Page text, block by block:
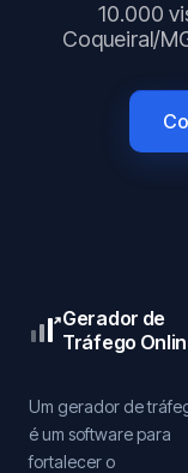
10.000
Coqueiral/
Gerador de
Tráfego
Um gerador de
é um software para
fortalecer o